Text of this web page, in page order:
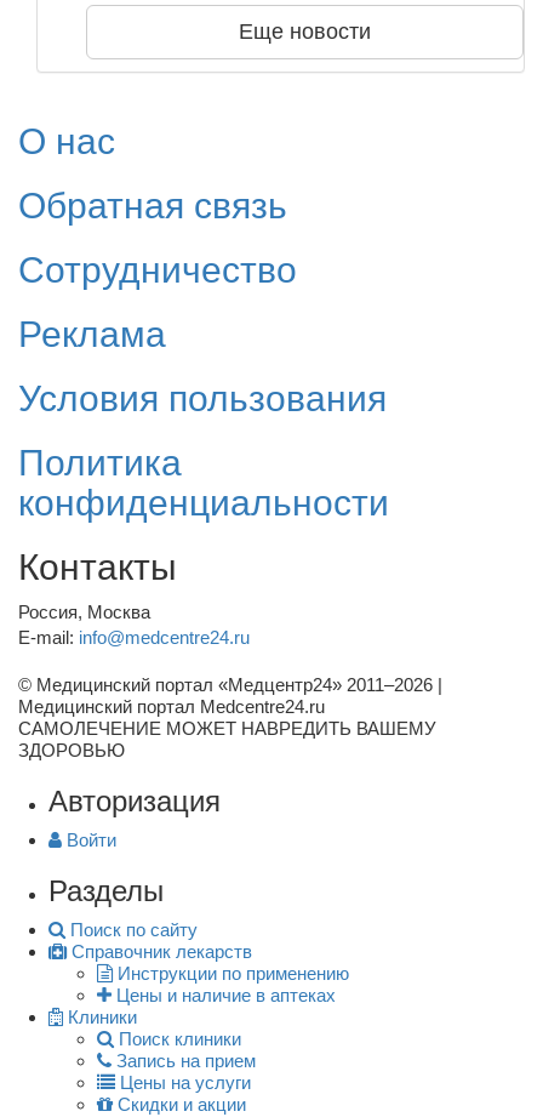
Еще новости
О нас
Обратная связь
Сотрудничество
Реклама
Условия пользования
Политика
конфиденциальности
Контакты
Россия, Москва
E-mail: info@medcentre24.ru
© Медицинский портал «Медцентр24» 2011–2026 |
Медицинский портал Medcentre24.ru
САМОЛЕЧЕНИЕ МОЖЕТ НАВРЕДИТЬ ВАШЕМУ
ЗДОРОВЬЮ
Авторизация
Войти
Разделы
Поиск по сайту
Справочник лекарств
Инструкции по применению
Цены и наличие в аптеках
Клиники
Поиск клиники
Запись на прием
Цены на услуги
Скидки и акции